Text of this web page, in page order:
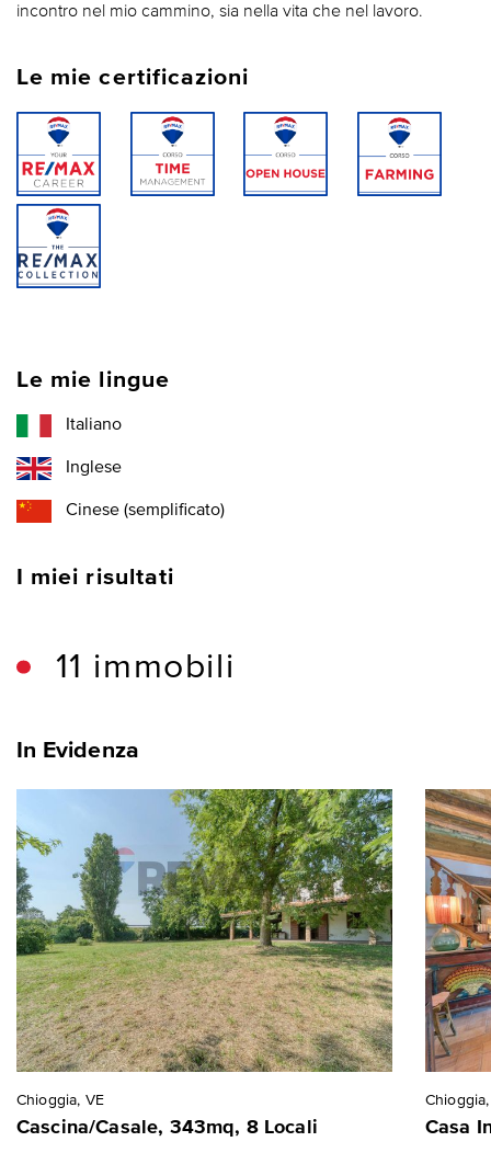
incontro nel mio cammino, sia nella vita che nel lavoro.
Le mie certificazioni
Le mie lingue
Italiano
Inglese
Cinese (semplificato)
I miei risultati
11 immobili
In Evidenza
Chioggia, VE
Cascina/Casale, 343mq, 8 Locali Casa